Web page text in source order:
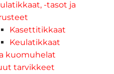
-tasot ja
Kasettitikkaat
Keulatikkaat
kuomuhelat
tarvikkeet